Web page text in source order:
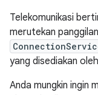
Telekomunikasi
merutekan
yang disediakan
Anda mungkin ingin